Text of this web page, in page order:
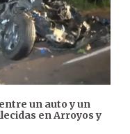
un auto y un
en Arroyos y